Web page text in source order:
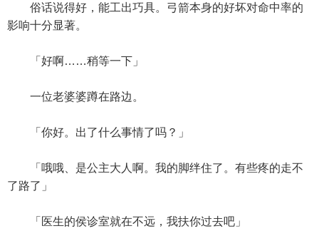
俗话说得好，能工出巧具。弓箭本身的好坏对命中率的
影响十分显著。
「好啊……稍等一下」
一位老婆婆蹲在路边。
「你好。出了什么事情了吗？」
「哦哦、是公主大人啊。我的脚绊住了。有些疼的走不
了路了」
「医生的侯诊室就在不远，我扶你过去吧」